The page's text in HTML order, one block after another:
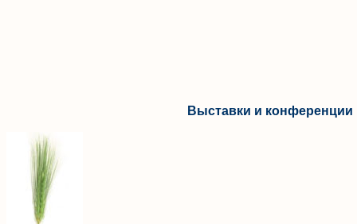
Выставки и конференции